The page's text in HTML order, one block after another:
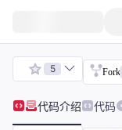
5 Fork
代码介绍 代码